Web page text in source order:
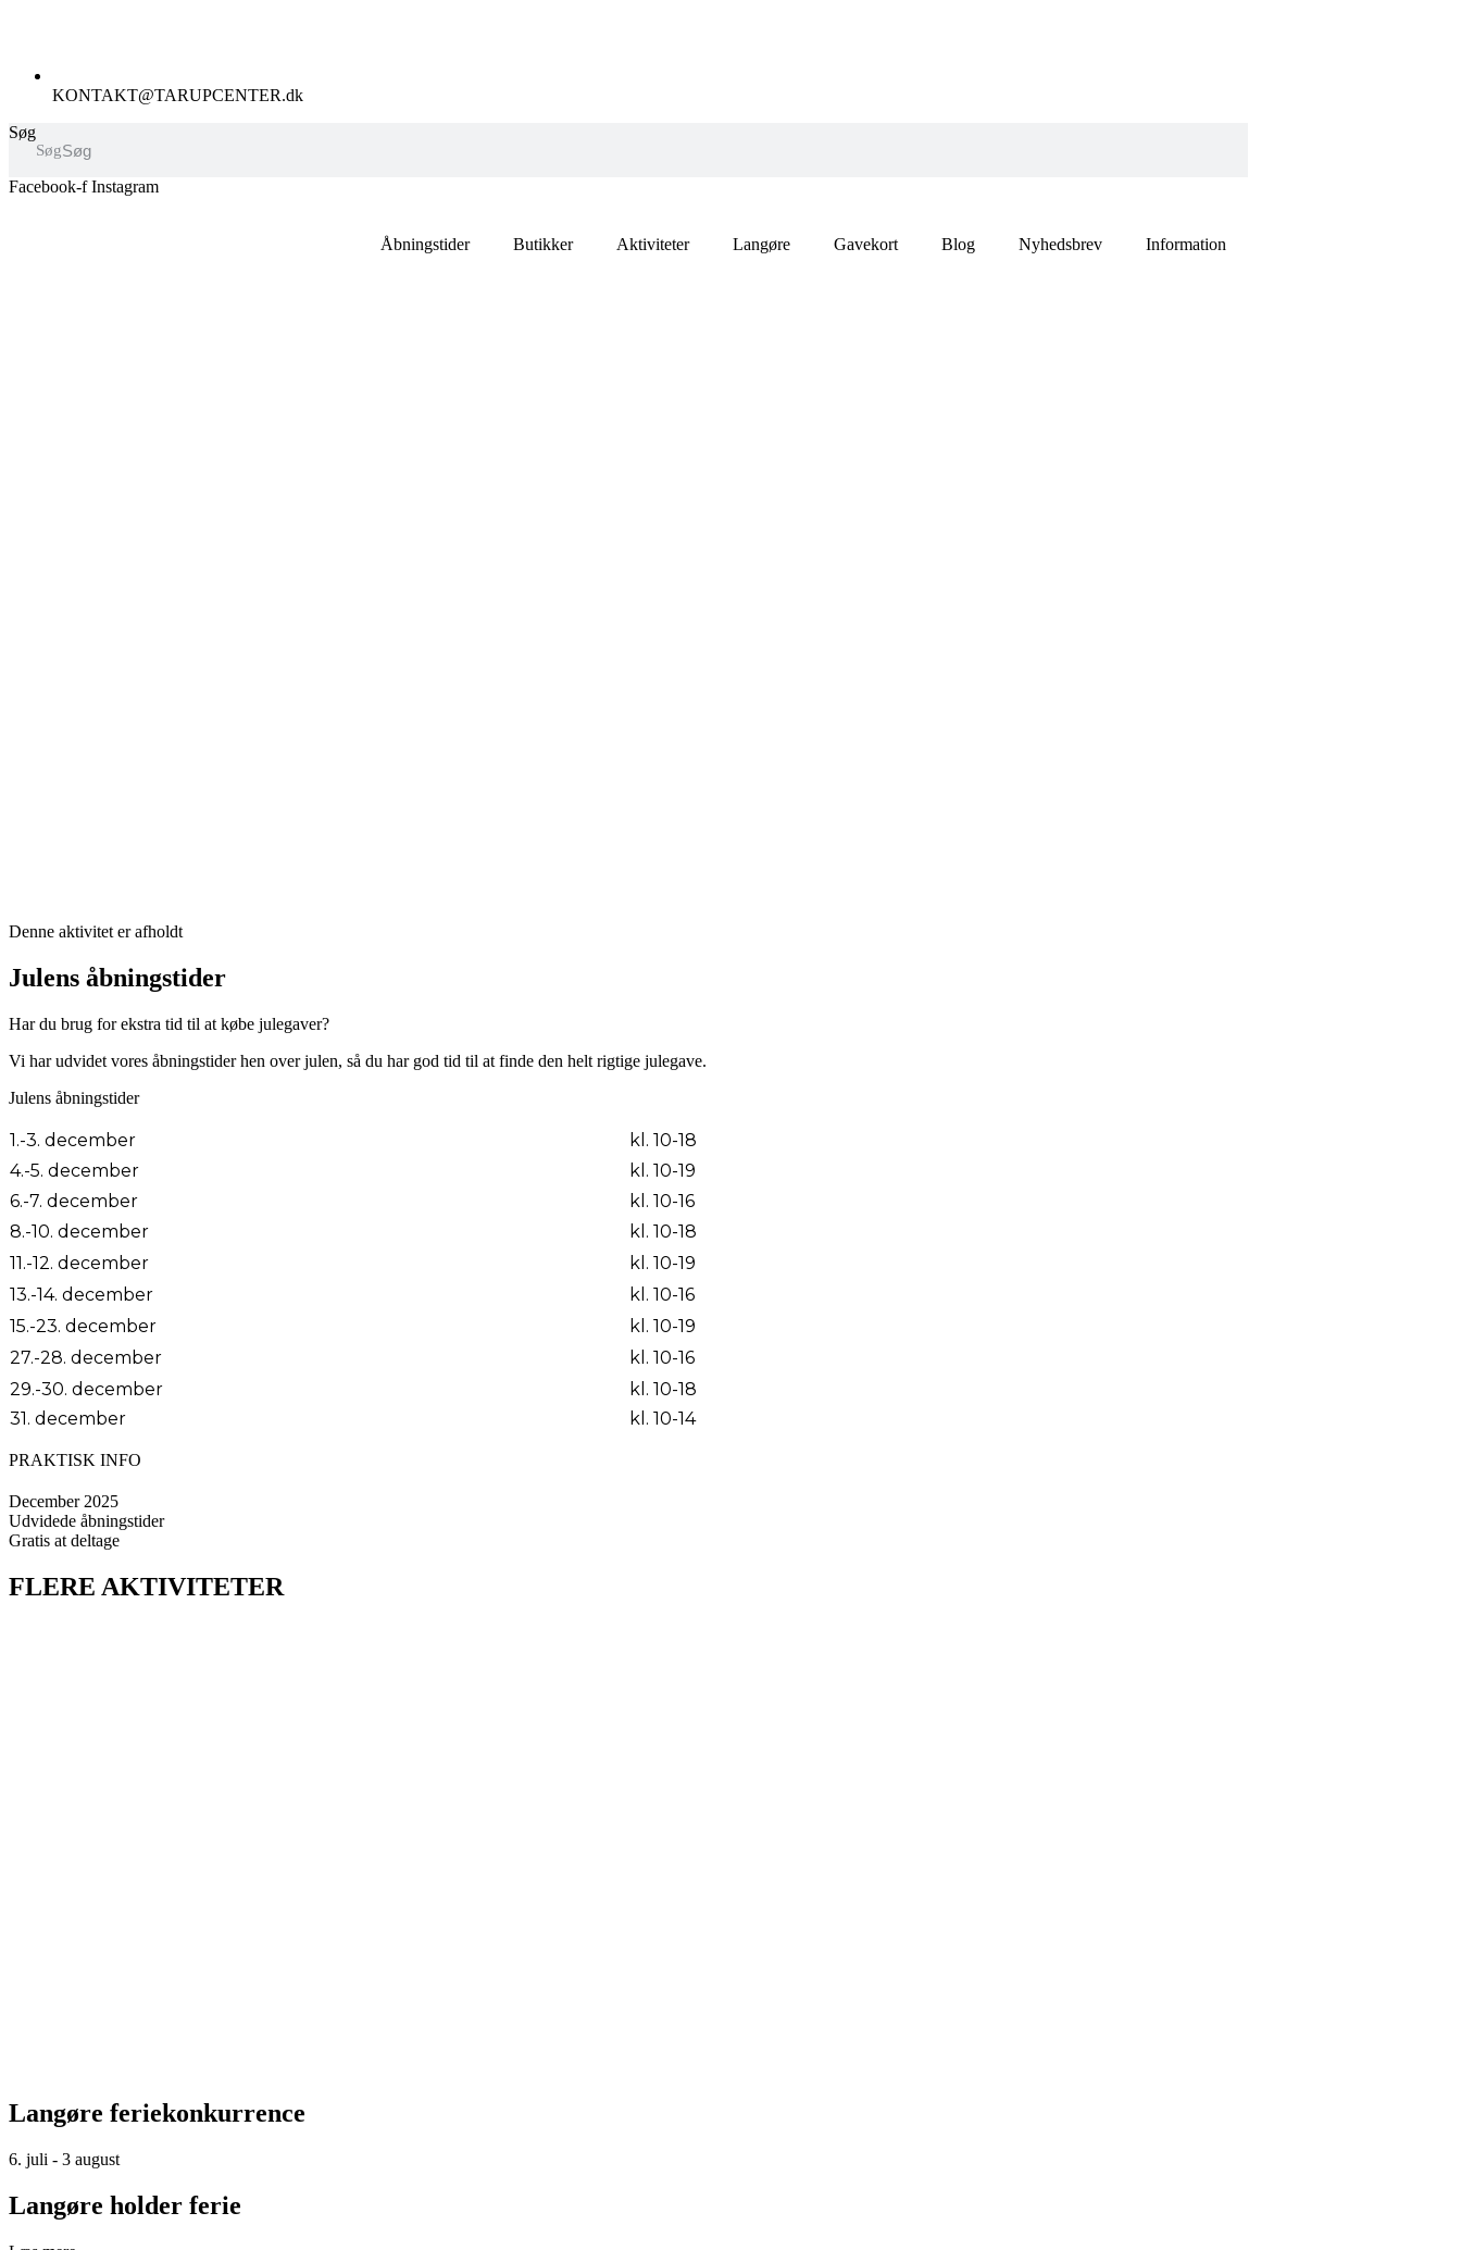
KONTAKT@TARUPCENTER.dk
Søg
Søg
Facebook-f Instagram
Åbningstider Butikker Aktiviteter Langøre Gavekort Blog Nyhedsbrev Information
Denne aktivitet er afholdt
Julens åbningstider
Har du brug for ekstra tid til at købe julegaver?
Vi har udvidet vores åbningstider hen over julen, så du har god tid til at finde den helt rigtige julegave.
Julens åbningstider
1.-3. december
kl. 10-18
4.-5. december
kl. 10-19
6.-7. december
kl. 10-16
8.-10. december
kl. 10-18
11.-12. december
kl. 10-19
13.-14. december
kl. 10-16
15.-23. december
kl. 10-19
27.-28. december
kl. 10-16
29.-30. december
kl. 10-18
31. december
kl. 10-14
PRAKTISK INFO
December 2025
Udvidede åbningstider
Gratis at deltage
FLERE AKTIVITETER
Langøre feriekonkurrence
6. juli - 3 august
Langøre holder ferie